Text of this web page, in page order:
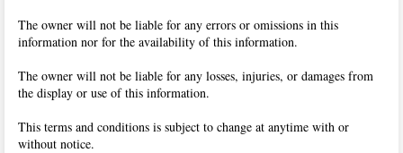
The owner will not be liable for any errors or omissions in this
information nor for the availability of this information.
The owner will not be liable for any losses, injuries, or damages from
the display or use of this information.
This terms and conditions is subject to change at anytime with or
without notice.